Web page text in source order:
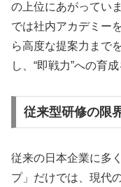
の上位にあがってい
では社内アカデミー
ら高度な提案力まで
し、“即戦力”への育
従来型研修の限
従来の日本企業に多
プ」だけでは、現代